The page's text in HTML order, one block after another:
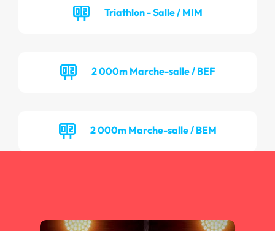
Triathlon - Salle / MIM
2 000m Marche-salle / BEF
2 000m Marche-salle / BEM